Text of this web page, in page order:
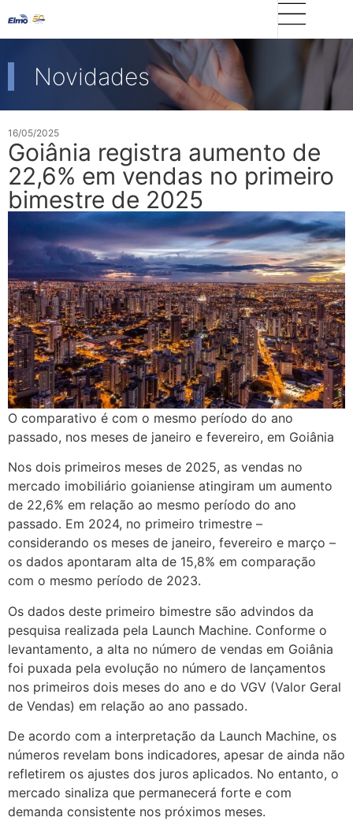
Novidades
16/05/2025
Goiânia registra aumento de
22,6% em vendas no primeiro
bimestre de 2025
O comparativo é com o mesmo período do ano
passado, nos meses de janeiro e fevereiro, em Goiânia
Nos dois primeiros meses de 2025, as vendas no
mercado imobiliário goianiense atingiram um aumento
de 22,6% em relação ao mesmo período do ano
passado. Em 2024, no primeiro trimestre –
considerando os meses de janeiro, fevereiro e março –
os dados apontaram alta de 15,8% em comparação
com o mesmo período de 2023.
Os dados deste primeiro bimestre são advindos da
pesquisa realizada pela Launch Machine. Conforme o
levantamento, a alta no número de vendas em Goiânia
foi puxada pela evolução no número de lançamentos
nos primeiros dois meses do ano e do VGV (Valor Geral
de Vendas) em relação ao ano passado.
De acordo com a interpretação da Launch Machine, os
números revelam bons indicadores, apesar de ainda não
refletirem os ajustes dos juros aplicados. No entanto, o
mercado sinaliza que permanecerá forte e com
demanda consistente nos próximos meses.